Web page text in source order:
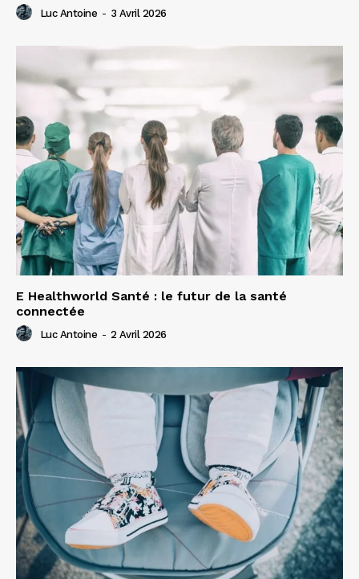
Luc Antoine - 3 Avril 2026
E Healthworld Santé : le futur de la santé
connectée
Luc Antoine - 2 Avril 2026